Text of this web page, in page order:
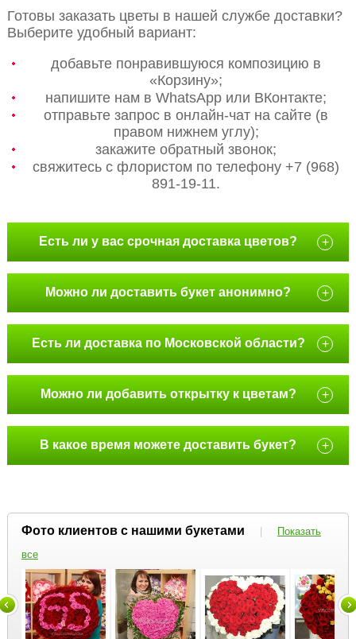
Готовы заказать цветы в нашей службе доставки?
Выберите удобный вариант:
добавьте понравившуюся композицию в
«Корзину»;
напишите нам в WhatsApp или ВКонтакте;
отправьте запрос в онлайн-чат на сайте (в
правом нижнем углу);
закажите обратный звонок;
свяжитесь с флористом по телефону +7 (968)
891-19-11.
Есть ли у вас срочная доставка цветов? +
Можно ли доставить букет анонимно? +
Есть ли доставка по Московской области? +
Можно ли добавить открытку к цветам? +
В какое время можете доставить букет? +
Фото клиентов с нашими букетами |
Показать
все